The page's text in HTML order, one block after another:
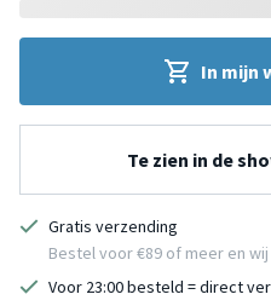
In mijn
Te zien in de
Gratis verzending
Bestel voor €89 of meer en
Voor 23:00 besteld = direct